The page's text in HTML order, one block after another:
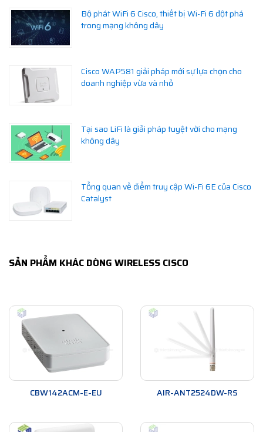
Bộ phát WiFi 6 Cisco, thiết bị Wi-Fi 6 đột phá
trong mạng không dây
Cisco WAP581 giải pháp mới sự lựa chọn cho
doanh nghiệp vừa và nhỏ
Tại sao LiFi là giải pháp tuyệt vời cho mạng
không dây
Tổng quan về điểm truy cập Wi-Fi 6E của Cisco
Catalyst
SẢN PHẨM KHÁC DÒNG WIRELESS CISCO
CBW142ACM-E-EU AIR-ANT2524DW-RS